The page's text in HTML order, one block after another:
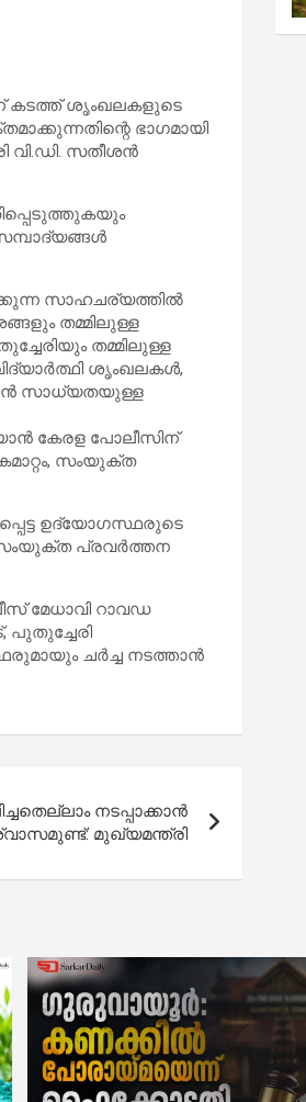
കടത്ത് ശൃംഖലകളുടെ
ഭാഗമായി
സതീശന്‍
സാഹചര്യത്തില്‍
തമ്മിലുള്ള
തമ്മിലുള്ള
ശൃംഖലകള്‍,
സാധ്യതയുള്ള
കേരള പോലീസിന്
സംയുക്ത
ഉദ്യോഗസ്ഥരുടെ
സംയുക്ത പ്രവര്‍ത്തന
മേധാവി റാവഡ
പുതുച്ചേരി
ചര്‍ച്ച നടത്താന്‍
നടപ്പാക്കാൻ
മുഖ്യമന്ത്രി